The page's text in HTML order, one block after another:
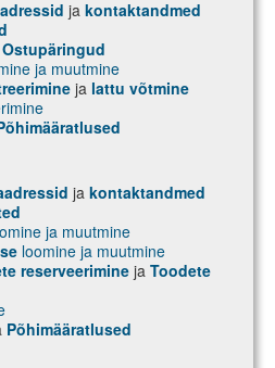
ja kontaktandmed
Ostupäringud
ja muutmine
ja lattu võtmine
ja kontaktandmed
ja muutmine
loomine ja muutmine
reserveerimine ja Toodete
Põhimääratlused